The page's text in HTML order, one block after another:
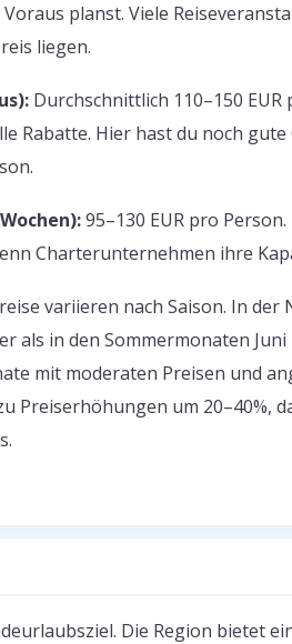
planst. Viele
liegen.
Durchschnittlich 110–150
Rabatte. Hier hast du noch
95–130 EUR pro
Charterunternehmen ihre
variieren nach Saison. In
als in den Sommermonaten
mit moderaten Preisen und
Preiserhöhungen um 20–40%,
Die Region bietet